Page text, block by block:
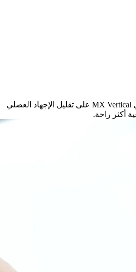
يعمل وضع اليد الطبيعي في MX Vertical على تقليل الإجهاد العضلي